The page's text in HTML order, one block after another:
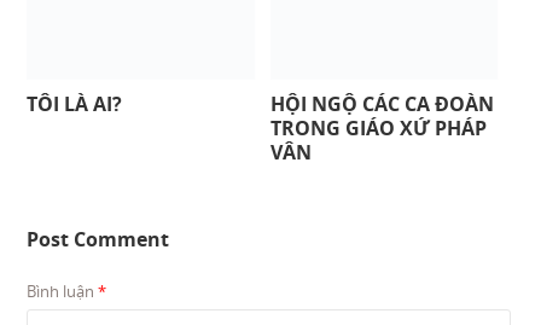
TÔI LÀ AI?
HỘI NGỘ CÁC CA ĐOÀN
TRONG GIÁO XỨ PHÁP
VÂN
Post Comment
Bình luận*